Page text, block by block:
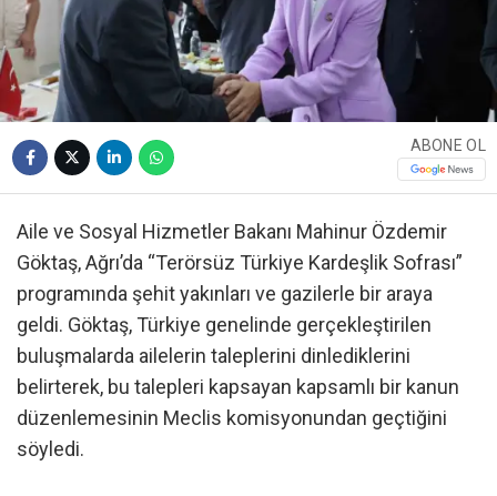
ABONE OL
Aile ve Sosyal Hizmetler Bakanı Mahinur Özdemir
Göktaş, Ağrı’da “Terörsüz Türkiye Kardeşlik Sofrası”
programında şehit yakınları ve gazilerle bir araya
geldi. Göktaş, Türkiye genelinde gerçekleştirilen
buluşmalarda ailelerin taleplerini dinlediklerini
belirterek, bu talepleri kapsayan kapsamlı bir kanun
düzenlemesinin Meclis komisyonundan geçtiğini
söyledi.